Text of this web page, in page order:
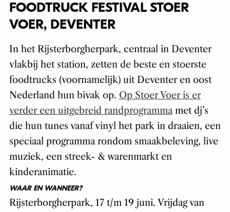
FOODTRUCK FESTIVAL STOER
VOER, DEVENTER
In het Rijsterborgherpark, centraal in Deventer
vlakbij het station, zetten de beste en stoerste
foodtrucks (voornamelijk) uit Deventer en oost
Nederland hun bivak op. Op Stoer Voer is er
verder een uitgebreid randprogrammamet dj’s
die hun tunes vanaf vinyl het park in draaien, een
speciaal programma rondom smaakbeleving, live
muziek, een streek- & warenmarkt en
kinderanimatie.
WAAR EN WANNEER?
Rijsterborgherpark, 17 t/m 19 juni. Vrijdag van